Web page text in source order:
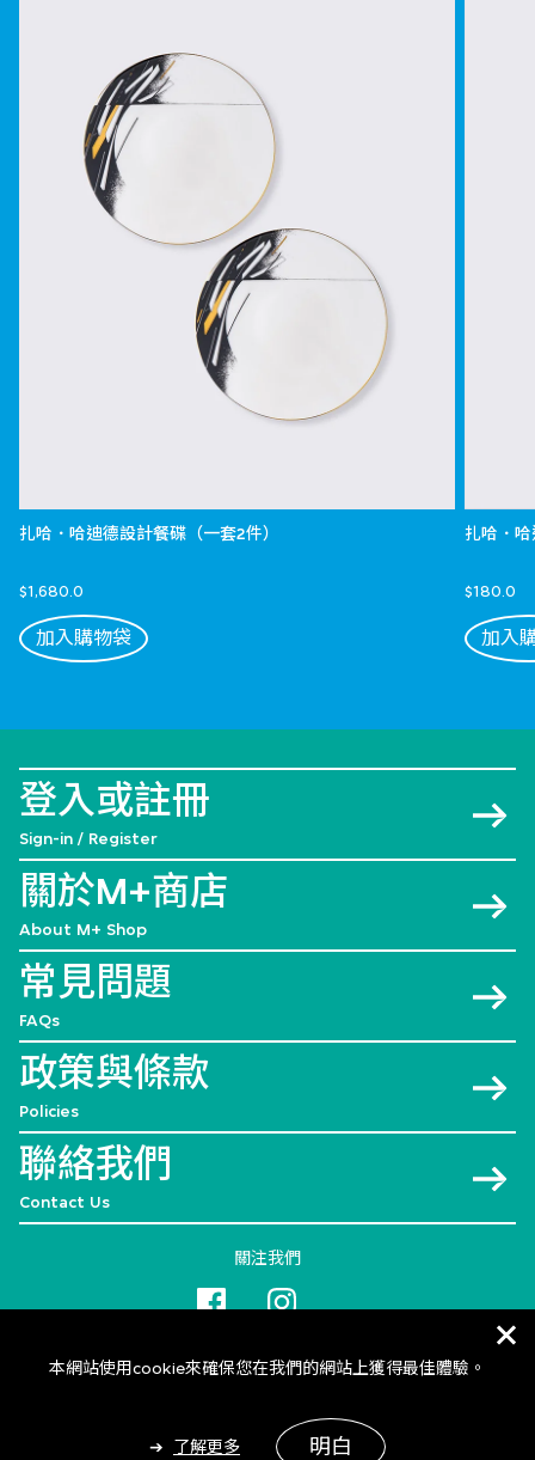
扎哈．哈迪德設計餐碟（一套2件）
$1,680.0
加入購物袋
扎哈．
$180.0
加入
登入或註冊
Sign-in / Register
關於M+商店
About M+ Shop
常見問題
FAQs
政策與條款
Policies
聯絡我們
Contact Us
關注我們
本網站使用cookie來確保您在我們的網站上獲得最佳體驗。
了解更多 明白